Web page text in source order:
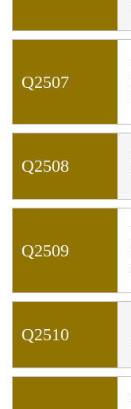
Q2507
Q2508
Q2509
Q2510